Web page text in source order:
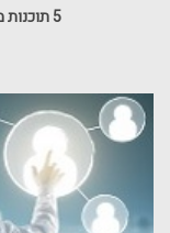
5 תוכנות מומלצות שמוכר באמזון צריך להכיר